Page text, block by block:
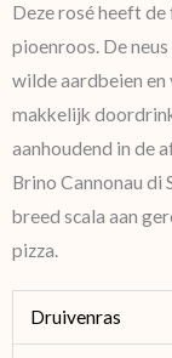
Deze rosé heeft
pioenroos. De
wilde aardbeien en
makkelijk
aanhoudend in de
Brino Cannonau di
breed scala aan
pizza.
Druivenras